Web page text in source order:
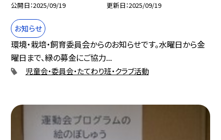
公開日 2025/09/19 更新日 2025/09/19
お知らせ
環境・栽培・飼育委員会からのお知らせです。水曜日から金
曜日まで、緑の募金にご協力...
児童会・委員会・たてわり班・クラブ活動